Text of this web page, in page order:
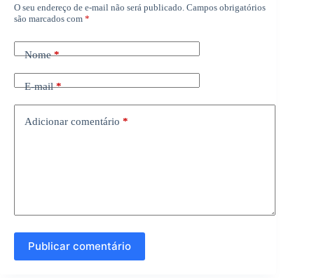
O seu endereço de e-mail não será publicado. Campos obrigatórios
são marcados com *
Nome*
E-mail*
Adicionar comentário *
Publicar comentário